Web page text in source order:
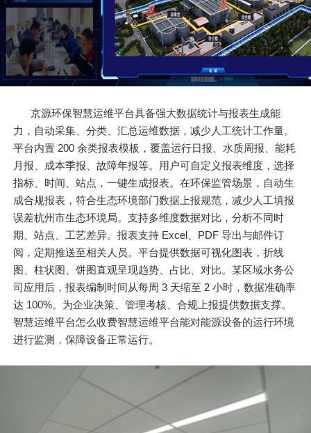
京源环保智慧运维平台具备强大数据统计与报表生成能
力，自动采集、分类、汇总运维数据，减少人工统计工作量。
平台内置 200 余类报表模板，覆盖运行日报、水质周报、能耗
月报、成本季报、故障年报等。用户可自定义报表维度，选择
指标、时间、站点，一键生成报表。在环保监管场景，自动生
成合规报表，符合生态环境部门数据上报规范，减少人工填报
误差杭州市生态环境局。支持多维度数据对比，分析不同时
期、站点、工艺差异。报表支持 Excel、PDF 导出与邮件订
阅，定期推送至相关人员。平台提供数据可视化图表，折线
图、柱状图、饼图直观呈现趋势、占比、对比。某区域水务公
司应用后，报表编制时间从每周 3 天缩至 2 小时，数据准确率
达 100%。为企业决策、管理考核、合规上报提供数据支撑。
智慧运维平台怎么收费智慧运维平台能对能源设备的运行环境
进行监测，保障设备正常运行。